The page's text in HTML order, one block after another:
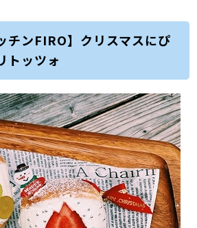
チンFIRO】クリスマスにぴ
トッツォ